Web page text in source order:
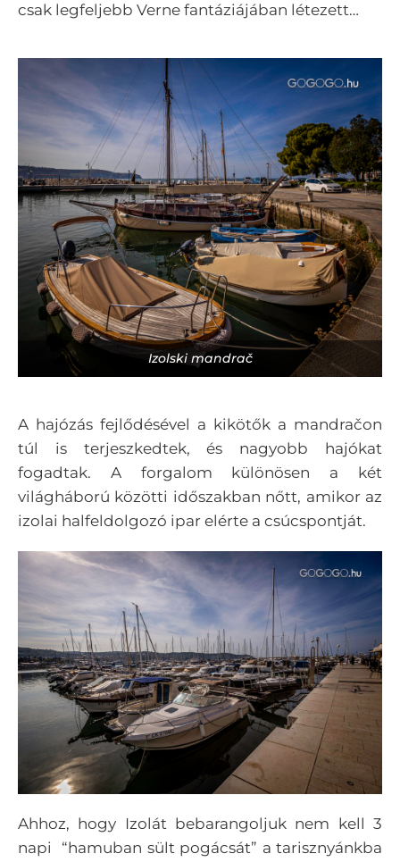
csak legfeljebb Verne fantáziájában létezett…
Izolski mandrač
A hajózás fejlődésével a kikötők a mandračon
túl is terjeszkedtek, és nagyobb hajókat
fogadtak. A forgalom különösen a két
világháború közötti időszakban nőtt, amikor az
izolai halfeldolgozó ipar elérte a csúcspontját.
Ahhoz, hogy Izolát bebarangoljuk nem kell 3
napi “hamuban sült pogácsát” a tarisznyánkba